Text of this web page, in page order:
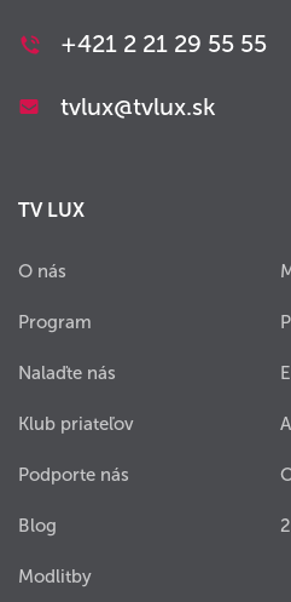
+421 2 21 29 55 55
tvlux@tvlux.sk
TV LUX
O nás
Program
Nalaďte nás
Klub priateľov
Podporte nás
Blog
Modlitby